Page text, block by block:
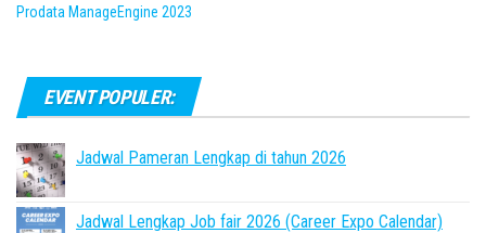
Prodata ManageEngine 2023
EVENT POPULER:
Jadwal Pameran Lengkap di tahun 2026
Jadwal Lengkap Job fair 2026 (Career Expo Calendar)